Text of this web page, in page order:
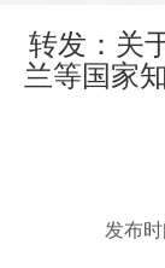
转发：关
兰等国家
发布